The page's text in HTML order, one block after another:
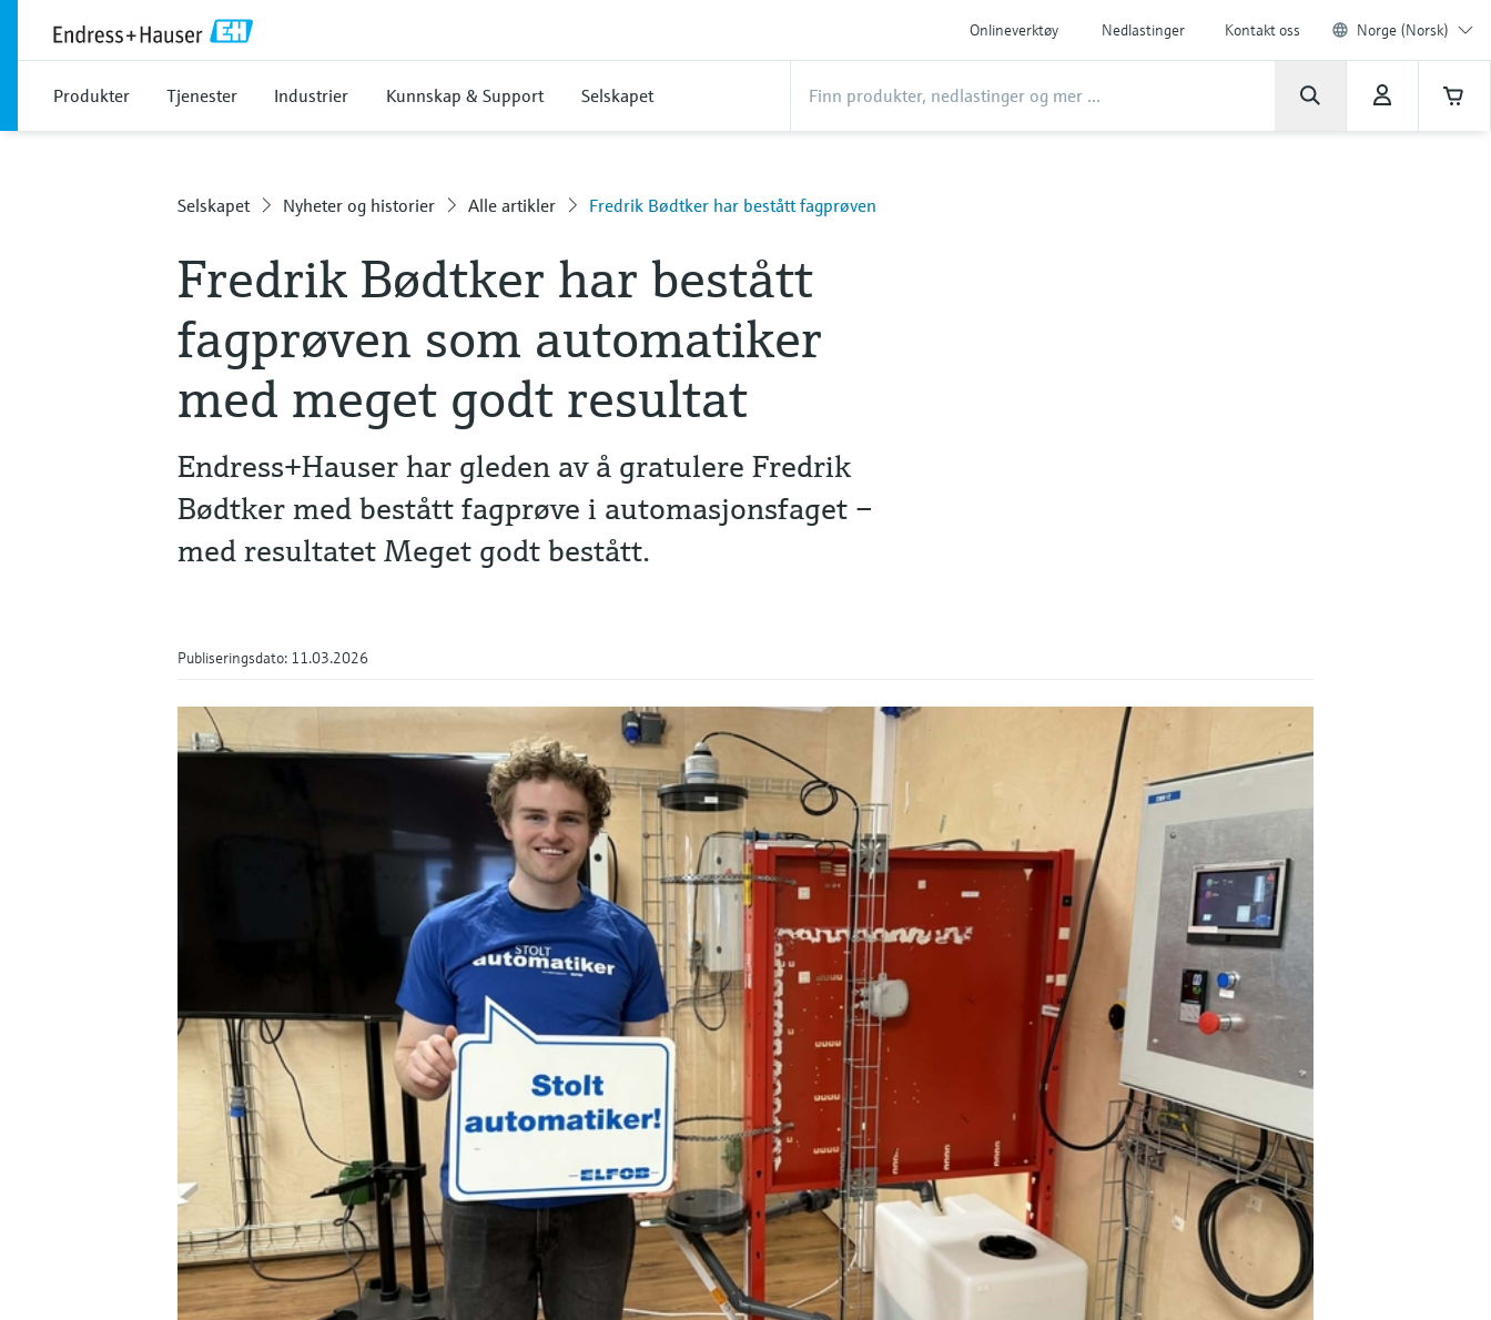
Onlineverktøy Nedlastinger Kontakt oss Norge (Norsk)
Produkter Tjenester Industrier Kunnskap & Support Selskapet
Selskapet Nyheter og historier Alle artikler Fredrik Bødtker har bestått fagprøven
Fredrik Bødtker har bestått
fagprøven som automatiker
med meget godt resultat
Endress+Hauser har gleden av å gratulere Fredrik
Bødtker med bestått fagprøve i automasjonsfaget –
med resultatet Meget godt bestått.
Publiseringsdato: 11.03.2026